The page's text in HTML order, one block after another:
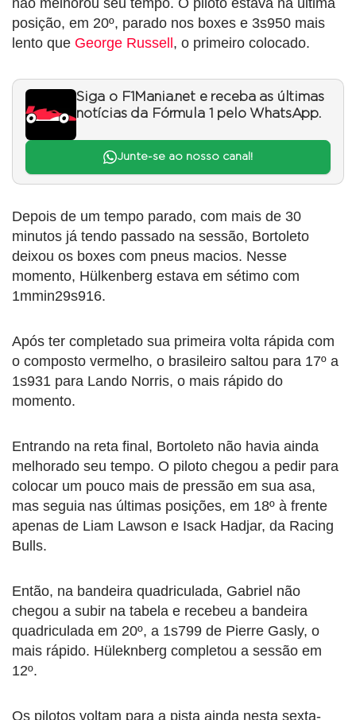
não melhorou seu tempo. O piloto estava na última
posição, em 20º, parado nos boxes e 3s950 mais
lento que George Russell , o primeiro colocado.
Siga o F1Mania.net e receba as últimas
notícias da Fórmula 1 pelo WhatsApp.
Junte-se ao nosso canal!
Depois de um tempo parado, com mais de 30
minutos já tendo passado na sessão, Bortoleto
deixou os boxes com pneus macios. Nesse
momento, Hülkenberg estava em sétimo com
1mmin29s916.
Após ter completado sua primeira volta rápida com
o composto vermelho, o brasileiro saltou para 17º a
1s931 para Lando Norris, o mais rápido do
momento.
Entrando na reta final, Bortoleto não havia ainda
melhorado seu tempo. O piloto chegou a pedir para
colocar um pouco mais de pressão em sua asa,
mas seguia nas últimas posições, em 18º à frente
apenas de Liam Lawson e Isack Hadjar, da Racing
Bulls.
Então, na bandeira quadriculada, Gabriel não
chegou a subir na tabela e recebeu a bandeira
quadriculada em 20º, a 1s799 de Pierre Gasly, o
mais rápido. Hüleknberg completou a sessão em
12º.
Os pilotos voltam para a pista ainda nesta sexta-